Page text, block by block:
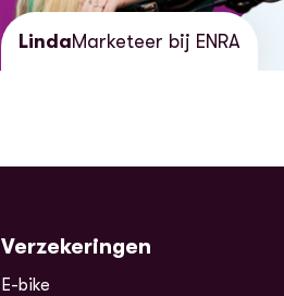
LindaMarketeer bij ENRA
Verzekeringen
E-bike